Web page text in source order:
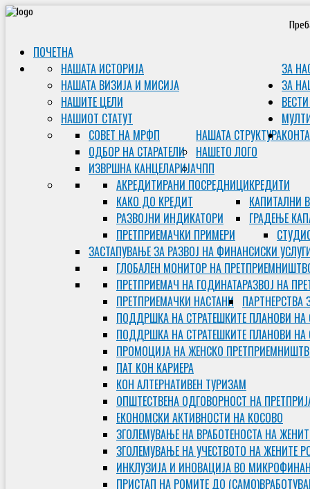
ПОЧЕТНА
ЗА
НАШАТА ИСТОРИЈА
НАШАТА ВИЗИЈА И МИСИЈА
НАШИТЕ ЦЕЛИ
НАШИОТ СТАТУТ
НАШАТА СТРУКТУРА
СОВЕТ НА МРФП
ОДБОР НА СТАРАТЕЛИ
ИЗВРШНА КАНЦЕЛАРИЈА
НАШЕТО ЛОГО
ЧПП
ЗА
КРЕДИТИ
АКРЕДИТИРАНИ ПОСРЕДНИЦИ
КАКО ДО КРЕДИТ
РАЗВОЈНИ ИНДИКАТОРИ
ПРЕТПРИЕМАЧКИ ПРИМЕРИ
КАПИТАЛНИ
ГРАДЕЊЕ
ЗАСТАПУВАЊЕ ЗА РАЗВОЈ НА ФИНАНСИСКИ
ГЛОБАЛЕН МОНИТОР НА
РАЗВОЈ НА
ПРЕТПРИЕМАЧ НА ГОДИНАТА
ПРЕТПРИЕМАЧКИ НАСТАНИ ПАРТНЕРСТВА
ПОДДРШКА НА СТРАТЕШКИТЕ ПЛАНОВИ НА
ПОДДРШКА НА СТРАТЕШКИТЕ ПЛАНОВИ НА
ПРОМОЦИЈА НА ЖЕНСКО
ПАТ КОН КАРИЕРА
КОН АЛТЕРНАТИВЕН ТУРИЗАМ
ОПШТЕСТВЕНА ОДГОВОРНОСТ НА
ЕКОНОМСКИ АКТИВНОСТИ НА КОСОВО
ЗГОЛЕМУВАЊЕ НА ВРАБОТЕНОСТА НА
ЗГОЛЕМУВАЊЕ НА УЧЕСТВОТО НА ЖЕНИТЕ
ИНКЛУЗИЈА И ИНОВАЦИЈА ВО
ПРИСТАП НА РОМИТЕ ДО